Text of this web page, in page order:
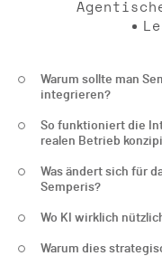
Warum sollte man
integrieren?
So funktioniert die
realen Betrieb
Was ändert sich für
Semperis?
Wo KI wirklich
Warum dies